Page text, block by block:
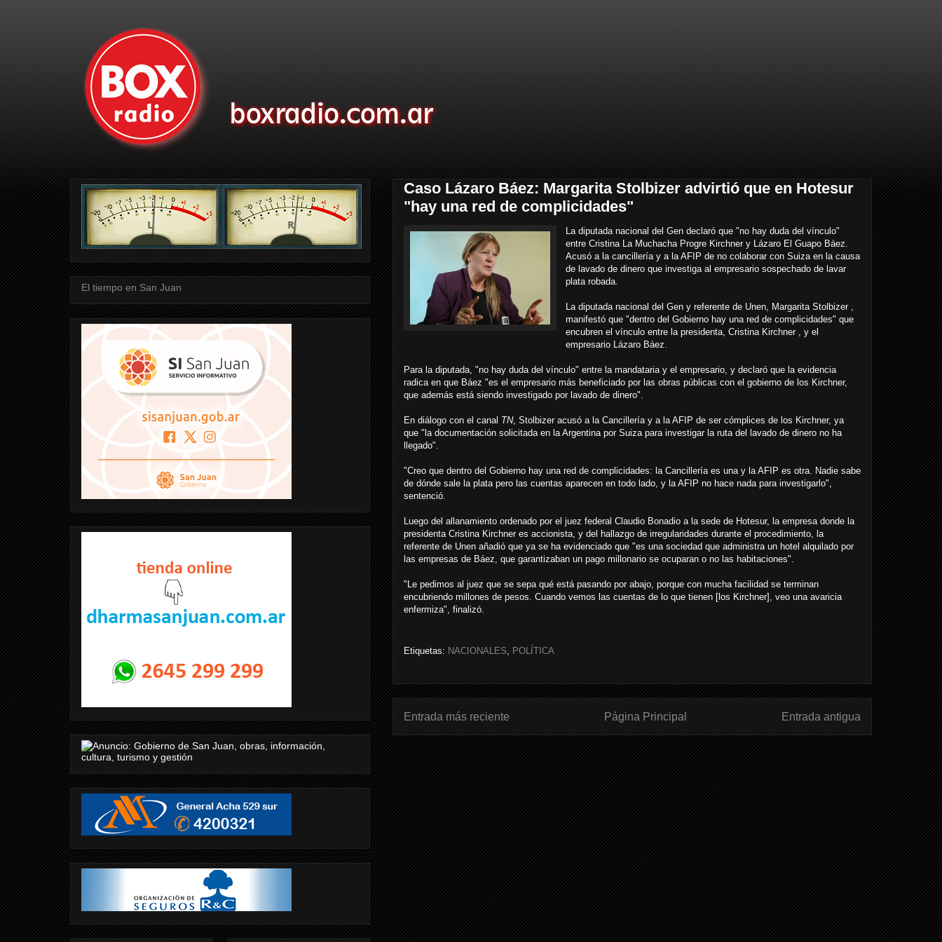
Caso Lázaro Báez: Margarita Stolbizer advirtió que en Hotesur
"hay una red de complicidades"
La diputada nacional del Gen declaró que "no hay duda del vínculo"
entre Cristina La Muchacha Progre Kirchner y Lázaro El Guapo Báez.
Acusó a la cancillería y a la AFIP de no colaborar con Suiza en la causa
de lavado de dinero que investiga al empresario sospechado de lavar
plata robada.
La diputada nacional del Gen y referente de Unen, Margarita Stolbizer ,
manifestó que "dentro del Gobierno hay una red de complicidades" que
encubren el vínculo entre la presidenta, Cristina Kirchner , y el
empresario Lázaro Báez.
Para la diputada, "no hay duda del vínculo" entre la mandataria y el empresario, y declaró que la evidencia
radica en que Báez "es el empresario más beneficiado por las obras públicas con el gobierno de los Kirchner,
que además está siendo investigado por lavado de dinero".
En diálogo con el canal TN, Stolbizer acusó a la Cancillería y a la AFIP de ser cómplices de los Kirchner, ya
que "la documentación solicitada en la Argentina por Suiza para investigar la ruta del lavado de dinero no ha
llegado".
"Creo que dentro del Gobierno hay una red de complicidades: la Cancillería es una y la AFIP es otra. Nadie sabe
de dónde sale la plata pero las cuentas aparecen en todo lado, y la AFIP no hace nada para investigarlo",
sentenció.
Luego del allanamiento ordenado por el juez federal Claudio Bonadio a la sede de Hotesur, la empresa donde la
presidenta Cristina Kirchner es accionista, y del hallazgo de irregularidades durante el procedimiento, la
referente de Unen añadió que ya se ha evidenciado que "es una sociedad que administra un hotel alquilado por
las empresas de Báez, que garantizaban un pago millonario se ocuparan o no las habitaciones".
"Le pedimos al juez que se sepa qué está pasando por abajo, porque con mucha facilidad se terminan
encubriendo millones de pesos. Cuando vemos las cuentas de lo que tienen [los Kirchner], veo una avaricia
enfermiza", finalizó.
Etiquetas: NACIONALES POLÍTICA
Entrada más reciente Entrada antigua
Página Principal
El tiempo en San Juan